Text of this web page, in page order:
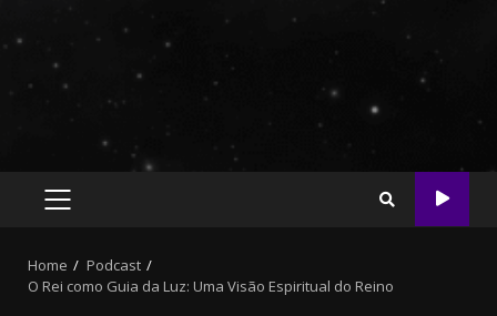
PRIMARY
Home
Podcast
O Rei como Guia da Luz: Uma Visão Espiritual do Reino